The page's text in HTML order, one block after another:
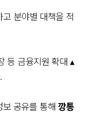
분야별 대책을 적
등 금융지원 확대 ▴
보 공유를 통해깡통